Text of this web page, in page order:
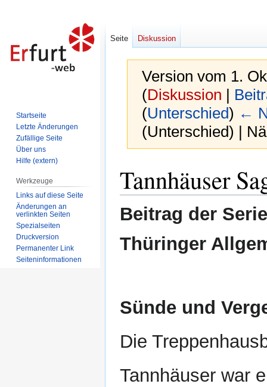
Version vom 1.
(Diskussion |
(Unterschied) ←
(Unterschied) |
Navigation
springen
Suche
springen
Tannhäuser
Beitrag der
Thüringer
Sünde und
Die
Tannhäuser war
Seite Diskussion
Startseite
Letzte Änderungen
Zufällige Seite
Über uns
Hilfe (extern)
Werkzeuge
Links auf diese Seite
Änderungen an
verlinkten Seiten
Spezialseiten
Druckversion
Permanenter Link
Seiten­informationen